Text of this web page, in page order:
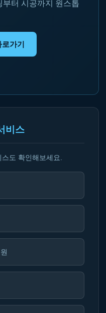
터 시공까지 원스톱
가기
비스
도 확인해보세요.